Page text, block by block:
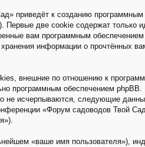
приведёт к созданию программным
две cookie содержат только
вам программным
информации о прочтённых
внешние по отношению к
программным обеспечением
исчерпываются, следующие
«Форум садоводов Твой
«ваше имя пользователя»),